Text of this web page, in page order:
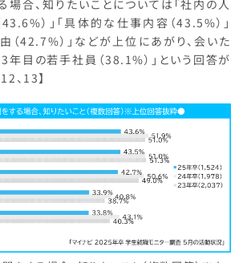
場合、知りたいことについては「社内の人
）」「具体的な仕事内容（43.5%）」
（42.7%）」などが上位にあがり、会いた
年目の若手社員（38.1%）」という回答が
、13】